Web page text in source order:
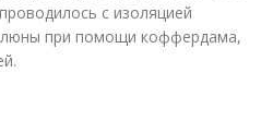
с изоляцией
при помощи коффердама,